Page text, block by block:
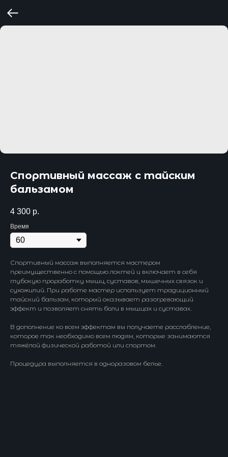
Спортивный массаж с тайским
бальзамом
4 300 р.
Время
Спортивный массаж выполняется мастером
преимущественно с помощью локтей и включает в себя
глубокую проработку мышц, суставов, мышечных связок и
сухожилий. При работе мастер использует традиционный
тайский бальзам, который оказывает разогревающий
эффект и позволяет снять боли в мышцах и суставах.
В дополнение ко всем эффектам вы получаете расслабление,
которое так необходимо всем людям, которые занимаются
тяжёлой физической работой или спортом.
Процедура выполняется в одноразовом белье.